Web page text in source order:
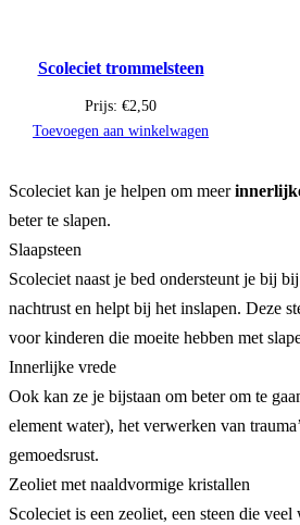
Scoleciet trommelsteen
Prijs: €2,50
Toevoegen aan winkelwagen
Scoleciet kan je helpen om meer
beter te slapen.
Slaapsteen
Scoleciet naast je bed ondersteunt je bij
nachtrust en helpt bij het inslapen. Deze
voor kinderen die moeite hebben met
Innerlijke vrede
Ook kan ze je bijstaan om beter om te
element water), het verwerken van
gemoedsrust.
Zeoliet met naaldvormige kristallen
Scoleciet is een zeoliet, een steen die